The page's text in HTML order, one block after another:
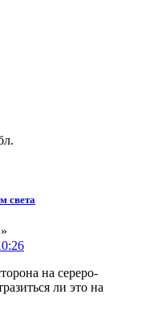
света
на сереро-
ли это на